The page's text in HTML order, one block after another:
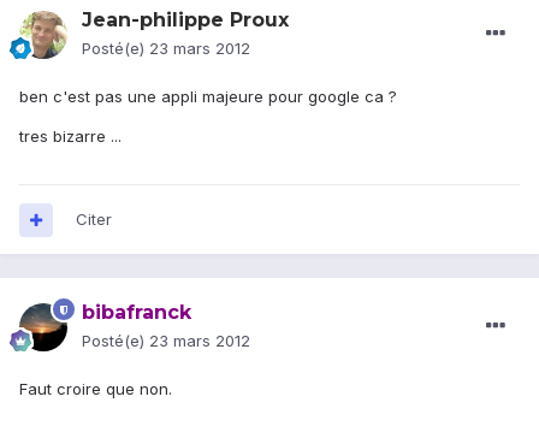
Jean-philippe Proux
Posté(e) 23 mars 2012
ben c'est pas une appli majeure pour google ca ?
tres bizarre ...
Citer
bibafranck
Posté(e) 23 mars 2012
Faut croire que non.